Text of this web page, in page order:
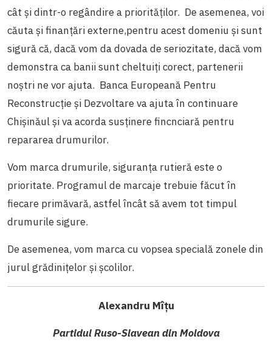
cât și dintr-o regândire a priorităților. De asemenea, voi
căuta și finanțări externe,pentru acest domeniu și sunt
sigură că, dacă vom da dovada de seriozitate, dacă vom
demonstra ca banii sunt cheltuiți corect, partenerii
noștri ne vor ajuta. Banca Europeană Pentru
Reconstrucție și Dezvoltare va ajuta în continuare
Chișinăul și va acorda susținere fincnciară pentru
repararea drumurilor.
Vom marca drumurile, siguranța rutieră este o
prioritate. Programul de marcaje trebuie făcut în
fiecare primăvară, astfel încât să avem tot timpul
drumurile sigure.
De asemenea, vom marca cu vopsea specială zonele din
jurul grădinițelor și școlilor.
Alexandru Mîțu
Partidul Ruso-Slavean din Moldova